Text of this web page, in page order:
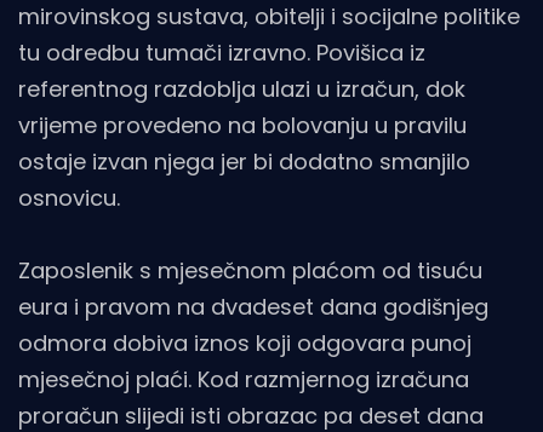
mirovinskog sustava, obitelji i socijalne politike
tu odredbu tumači izravno. Povišica iz
referentnog razdoblja ulazi u izračun, dok
vrijeme provedeno na bolovanju u pravilu
ostaje izvan njega jer bi dodatno smanjilo
osnovicu.
Zaposlenik s mjesečnom plaćom od tisuću
eura i pravom na dvadeset dana godišnjeg
odmora dobiva iznos koji odgovara punoj
mjesečnoj plaći. Kod razmjernog izračuna
proračun slijedi isti obrazac pa deset dana